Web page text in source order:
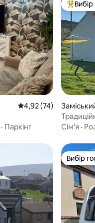
Середня оцінка: 4,92
4,92 (74)
· Паркінг
Топ
alls
Воллс,
Сім’я ·
Вибір
Вибір